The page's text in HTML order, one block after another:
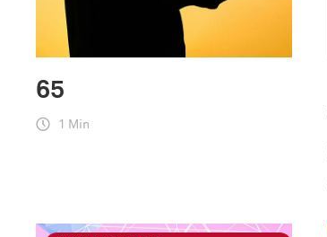
65
1 Min